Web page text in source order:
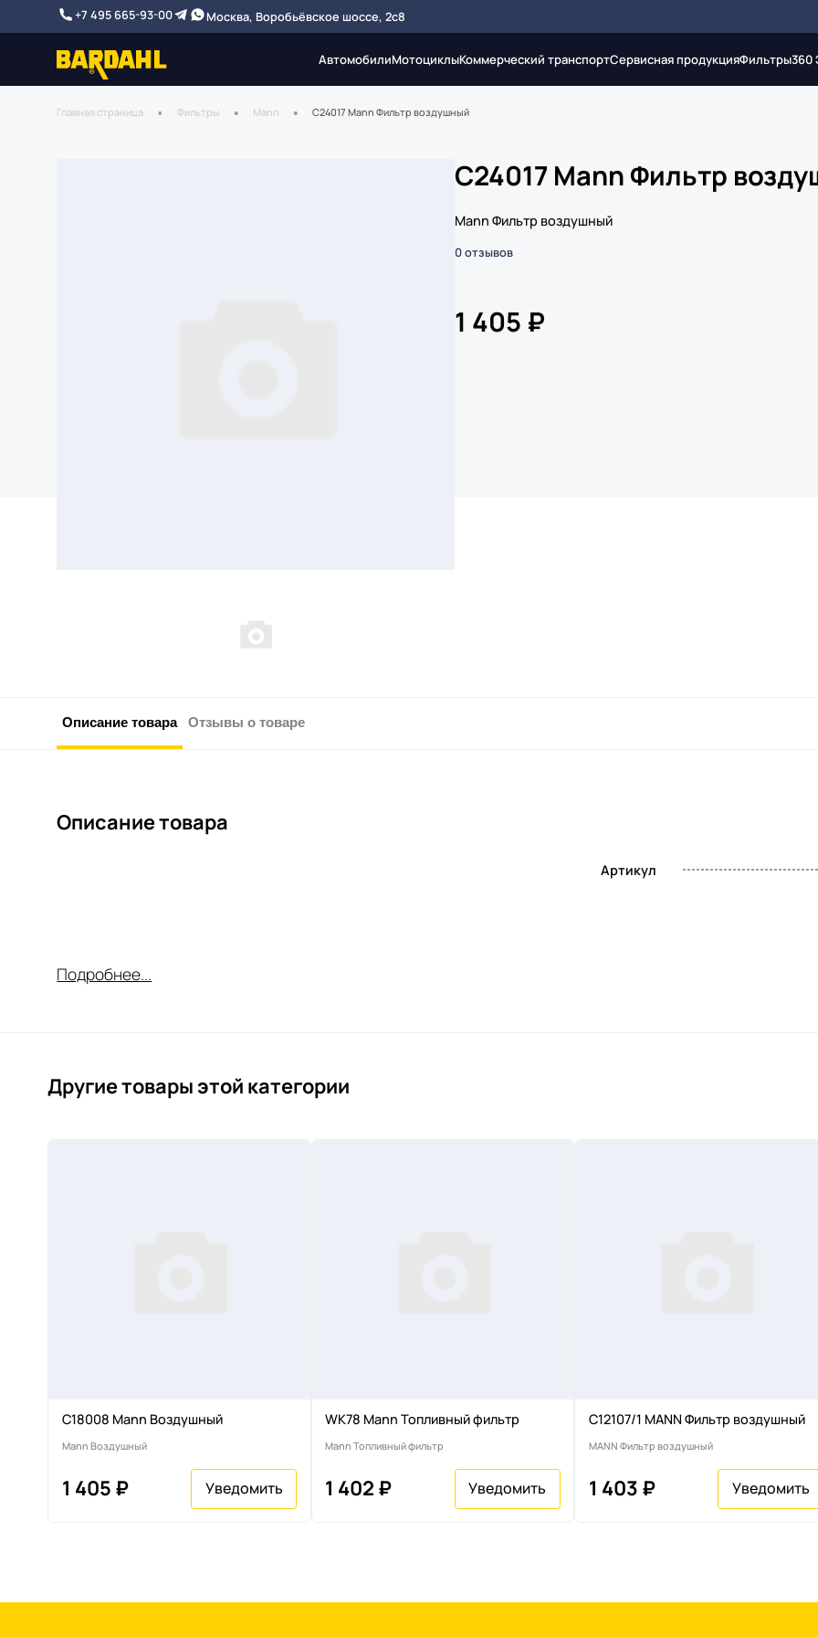
+7 495 665-93-00 Москва, Воробьёвское шоссе, 2с8
АвтомобилиМотоциклыКоммерческий транспортСервисная продукцияФильтры360
Главная страница Фильтры Mann C24017 Mann Фильтр воздушный
C24017 Mann Фильтр
Mann Фильтр воздушный
0 отзывов
1 405 ₽
Описание товара Отзывы о товаре
Описание товара
Подробнее...
Артикул
Другие товары этой категории
C18008 Mann Воздушный
Mann Воздушный
1 405 ₽
WK78 Mann Топливный фильтр
Mann Топливный фильтр
1 402 ₽
C12107/1 MANN Фильтр воздушный
MANN Фильтр воздушный
1 403 ₽